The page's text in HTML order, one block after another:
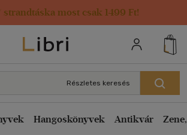
strandtáska most csak 1499 Ft!
Kártya adatai
Részletes keresés
Hangoskönyvek Antikvár
csökkenő